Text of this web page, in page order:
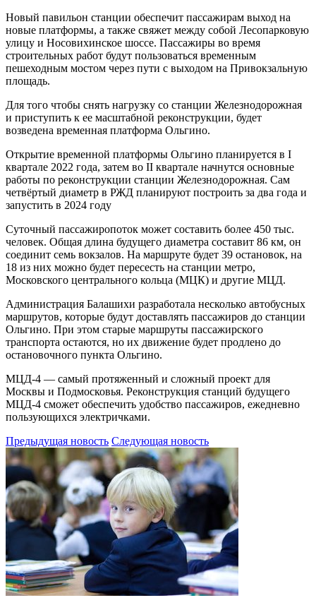
Новый павильон станции обеспечит пассажирам выход на
новые платформы, а также свяжет между собой Лесопарковую
улицу и Носовихинское шоссе. Пассажиры во время
строительных работ будут пользоваться временным
пешеходным мостом через пути с выходом на Привокзальную
площадь.
Для того чтобы снять нагрузку со станции Железнодорожная
и приступить к ее масштабной реконструкции, будет
возведена временная платформа Ольгино.
Открытие временной платформы Ольгино планируется в I
квартале 2022 года, затем во II квартале начнутся основные
работы по реконструкции станции Железнодорожная. Сам
четвёртый диаметр в РЖД планируют построить за два года и
запустить в 2024 году
Суточный пассажиропоток может составить более 450 тыс.
человек. Общая длина будущего диаметра составит 86 км, он
соединит семь вокзалов. На маршруте будет 39 остановок, на
18 из них можно будет пересесть на станции метро,
Московского центрального кольца (МЦК) и другие МЦД.
Администрация Балашихи разработала несколько автобусных
маршрутов, которые будут доставлять пассажиров до станции
Ольгино. При этом старые маршруты пассажирского
транспорта остаются, но их движение будет продлено до
остановочного пункта Ольгино.
МЦД-4 — самый протяженный и сложный проект для
Москвы и Подмосковья. Реконструкция станций будущего
МЦД-4 сможет обеспечить удобство пассажиров, ежедневно
пользующихся электричками.
Предыдущая новость Следующая новость